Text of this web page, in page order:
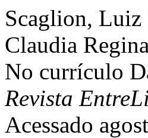
Scaglion, Luiz
Claudia
No currículo
Revista
Acessado